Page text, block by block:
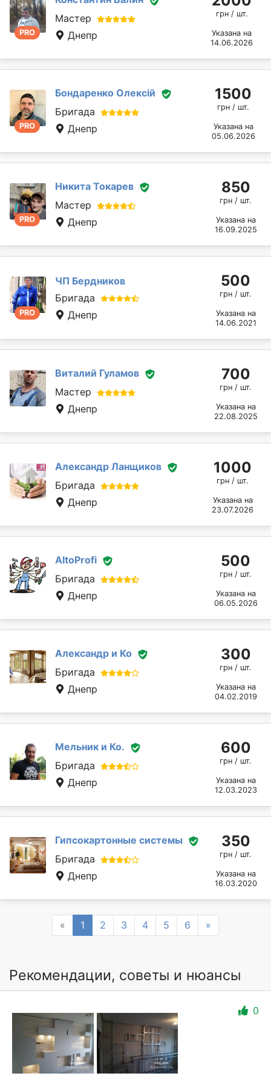
PRO
Мастер
Днепр
грн / шт.
Указана на
14.06.2026
PRO
Бондаренко Олексій
Бригада
Днепр
1500
грн / шт.
Указана на
05.06.2026
PRO
Никита Токарев
Мастер
Днепр
850
грн / шт.
Указана на
16.09.2025
PRO
ЧП Бердников
Бригада
Днепр
500
грн / шт.
Указана на
14.06.2021
Виталий Гуламов
Мастер
Днепр
700
грн / шт.
Указана на
22.08.2025
Александр Ланщиков
Бригада
Днепр
1000
грн / шт.
Указана на
23.07.2026
AltoProfi
Бригада
Днепр
500
грн / шт.
Указана на
06.05.2026
Александр и Ко
Бригада
Днепр
300
грн / шт.
Указана на
04.02.2019
Мельник и Ко.
Бригада
Днепр
600
грн / шт.
Указана на
12.03.2023
Гипсокартонные системы
Бригада
Днепр
350
грн / шт.
Указана на
16.03.2020
« Previous
1 2 3 4 5 6 »
Рекомендации, советы и нюансы
0